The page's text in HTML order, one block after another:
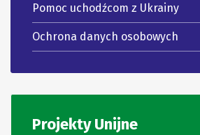
Pomoc uchodźcom z Ukrainy
Ochrona danych osobowych
Projekty Unijne